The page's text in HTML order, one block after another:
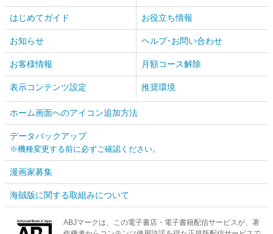
はじめてガイド お役立ち情報
お知らせ ヘルプ･お問い合わせ
お客様情報 月額コース解除
表示コンテンツ設定 推奨環境
ホーム画面へのアイコン追加方法
データバックアップ
※機種変更する前に必ずご確認ください。
漫画家募集
海賊版に関する取組みについて
ABJマークは、この電子書店・電子書籍配信サービスが、著